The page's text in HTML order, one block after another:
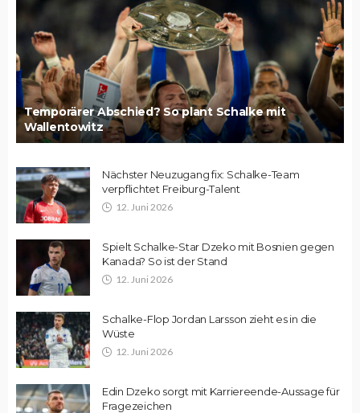
Temporärer Abschied? So plant Schalke mit
Wallentowitz
Nächster Neuzugang fix: Schalke-Team
verpflichtet Freiburg-Talent
12. Juni 2026
Spielt Schalke-Star Dzeko mit Bosnien gegen
Kanada? So ist der Stand
12. Juni 2026
Schalke-Flop Jordan Larsson zieht es in die
Wüste
12. Juni 2026
Edin Dzeko sorgt mit Karriereende-Aussage für
Fragezeichen